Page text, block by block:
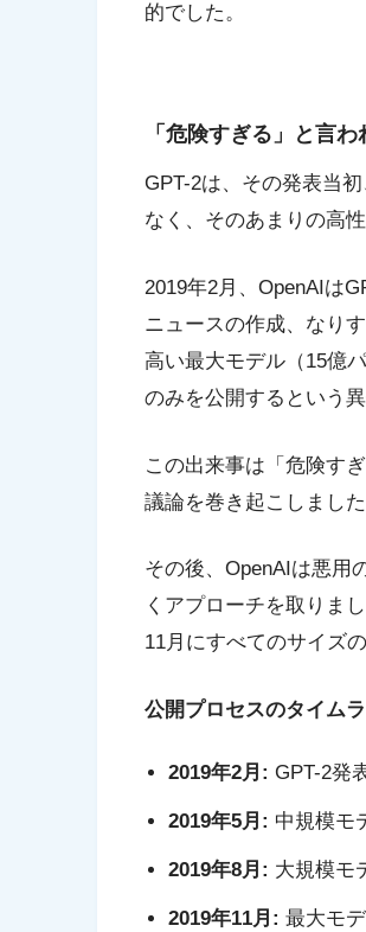
的でした。
「危険すぎる」と言
GPT-2は、その発表当
なく、そのあまりの高
2019年2月、OpenAIは
ニュースの作成、なり
高い最大モデル（15億
のみを公開するという
この出来事は「危険す
議論を巻き起こしました
その後、OpenAIは悪用
くアプローチを取りま
11月にすべてのサイズ
公開プロセスのタイム
2019年2月: GPT-2発
2019年5月: 中規模モ
2019年8月: 大規模モ
2019年11月: 最大モ